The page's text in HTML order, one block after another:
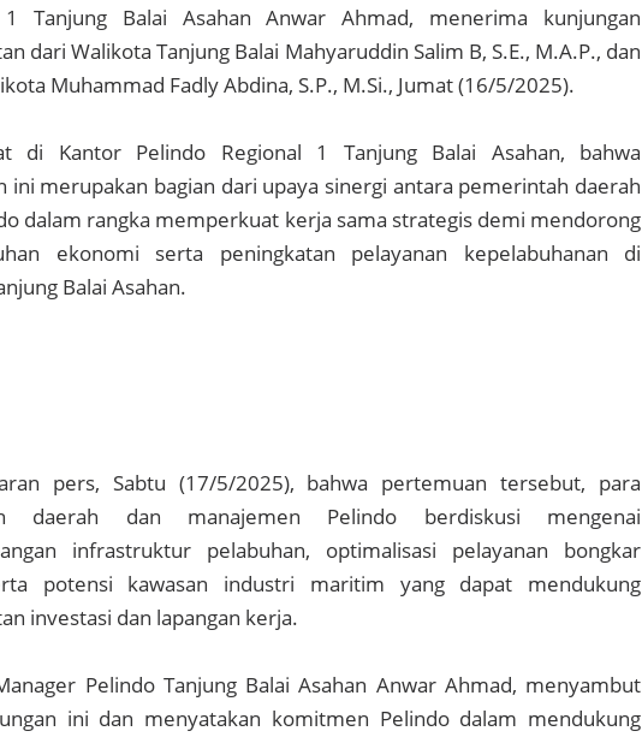
1 Tanjung Balai Asahan Anwar Ahmad, menerima kunjungan
dari Walikota Tanjung Balai Mahyaruddin Salim B, S.E., M.A.P., dan
Muhammad Fadly Abdina, S.P., M.Si., Jumat (16/5/2025).
di Kantor Pelindo Regional 1 Tanjung Balai Asahan, bahwa
ini merupakan bagian dari upaya sinergi antara pemerintah daerah
dalam rangka memperkuat kerja sama strategis demi mendorong
ekonomi serta peningkatan pelayanan kepelabuhanan di
Balai Asahan.
pers, Sabtu (17/5/2025), bahwa pertemuan tersebut, para
daerah dan manajemen Pelindo berdiskusi mengenai
infrastruktur pelabuhan, optimalisasi pelayanan bongkar
potensi kawasan industri maritim yang dapat mendukung
investasi dan lapangan kerja.
Pelindo Tanjung Balai Asahan Anwar Ahmad, menyambut
ini dan menyatakan komitmen Pelindo dalam mendukung